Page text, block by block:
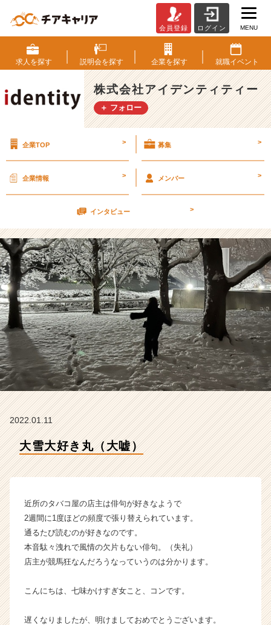
雪
大
好
き
丸
（大
会
イ
デ
テ
ィ
テ
ィ
ー
の
タ
イ
ム
ラ
イ
ン】
|
ャ
ー・
長
業
か
ら
ス
ウ
が
く
会員登録 ログイン MENU
求人を探す 説明会を探す 企業を探す 就職イベント
株式会社アイデンティティー
＋ フォロー
企業TOP > 募集 >
企業情報 > メンバー >
インタビュー >
2022.01.11
大雪大好き丸（大嘘）
近所のタバコ屋の店主は俳句が好きなようで
2週間に1度ほどの頻度で張り替えられています。
通るたび読むのが好きなのです。
本音駄々洩れで風情の欠片もない俳句。（失礼）
店主が競馬狂なんだろうなっていうのは分かります。
こんにちは、七味かけすぎ女こと、コンです。
遅くなりましたが、明けましておめでとうございます。